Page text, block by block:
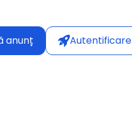
anunț Autentificare